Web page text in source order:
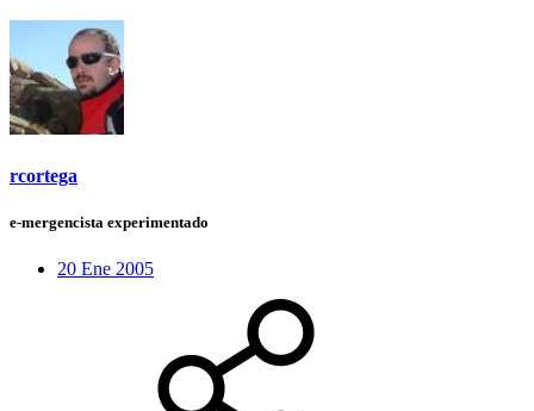
rcortega
e-mergencista experimentado
20 Ene 2005